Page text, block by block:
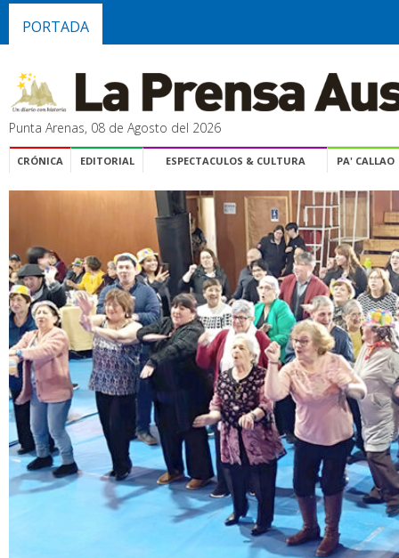
PORTADA
Punta Arenas, 08 de Agosto del 2026
CRÓNICA EDITORIAL ESPECTACULOS & CULTURA PA' CALLAO